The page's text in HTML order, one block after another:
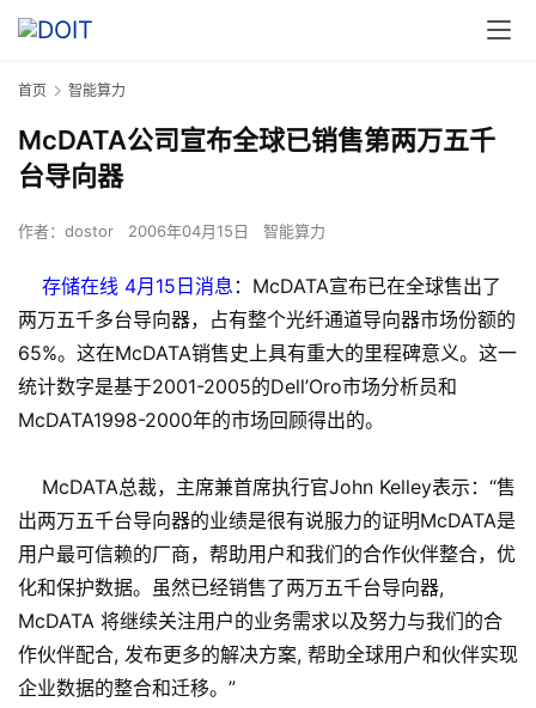
首页 智能算力
McDATA公司宣布全球已销售第两万五千
台导向器
作者： dostor 2006年04月15日 智能算力
存储在线 4月15日消息 ：McDATA宣布已在全球售出了
两万五千多台导向器，占有整个光纤通道导向器市场份额的
65%。这在McDATA销售史上具有重大的里程碑意义。这一
统计数字是基于2001-2005的Dell’Oro市场分析员和
McDATA1998-2000年的市场回顾得出的。
McDATA总裁，主席兼首席执行官John Kelley表示：“售
出两万五千台导向器的业绩是很有说服力的证明McDATA是
用户最可信赖的厂商，帮助用户和我们的合作伙伴整合，优
化和保护数据。虽然已经销售了两万五千台导向器,
McDATA 将继续关注用户的业务需求以及努力与我们的合
作伙伴配合, 发布更多的解决方案, 帮助全球用户和伙伴实现
企业数据的整合和迁移。”